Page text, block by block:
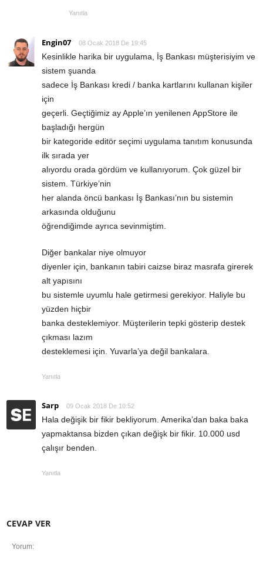
Yanıtla
Engin07 08 Ocak 2018 De 19:45
Kesinlikle harika bir uygulama, İş Bankası müşterisiyim ve
sistem şuanda
sadece İş Bankası kredi / banka kartlarını kullanan kişiler
için
geçerli. Geçtiğimiz ay Apple’ın yenilenen AppStore ile
başladığı hergün
bir kategoride editör seçimi uygulama tanıtım konusunda
ilk sırada yer
alıyordu orada gördüm ve kullanıyorum. Çok güzel bir
sistem. Türkiye’nin
her alanda öncü bankası İş Bankası’nın bu sistemin
arkasında olduğunu
öğrendiğimde ayrıca sevinmiştim.
Diğer bankalar niye olmuyor
diyenler için, bankanın tabiri caizse biraz masrafa girerek
alt yapısını
bu sistemle uyumlu hale getirmesi gerekiyor. Haliyle bu
yüzden hiçbir
banka desteklemiyor. Müşterilerin tepki gösterip destek
çıkması lazım
desteklemesi için. Yuvarla’ya değil bankalara.
Yanıtla
Sarp 09 Ocak 2018 De 10:52
Hala değişik bir fikir bekliyorum. Amerika’dan baka baka
yapmaktansa bizden çıkan değişk bir fikir. 10.000 usd
çalışır benden.
Yanıtla
CEVAP VER